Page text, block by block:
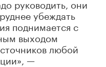
руководить, они
убеждать
поднимается с
выходом
любой
—